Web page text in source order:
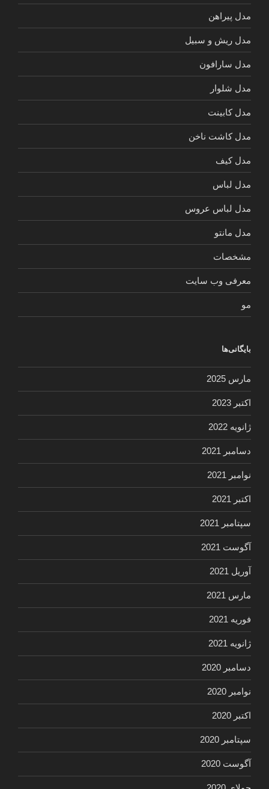
مدل پیراهن
مدل ریش و سبیل
مدل سارافون
مدل شلوار
مدل کابینت
مدل کاشت ناخن
مدل کیف
مدل لباس
مدل لباس عروس
مدل مانتو
مشخصات
معرفی وب سایت
مو
بایگانی‌ها
مارس 2025
اکتبر 2023
ژانویه 2022
دسامبر 2021
نوامبر 2021
اکتبر 2021
سپتامبر 2021
آگوست 2021
آوریل 2021
مارس 2021
فوریه 2021
ژانویه 2021
دسامبر 2020
نوامبر 2020
اکتبر 2020
سپتامبر 2020
آگوست 2020